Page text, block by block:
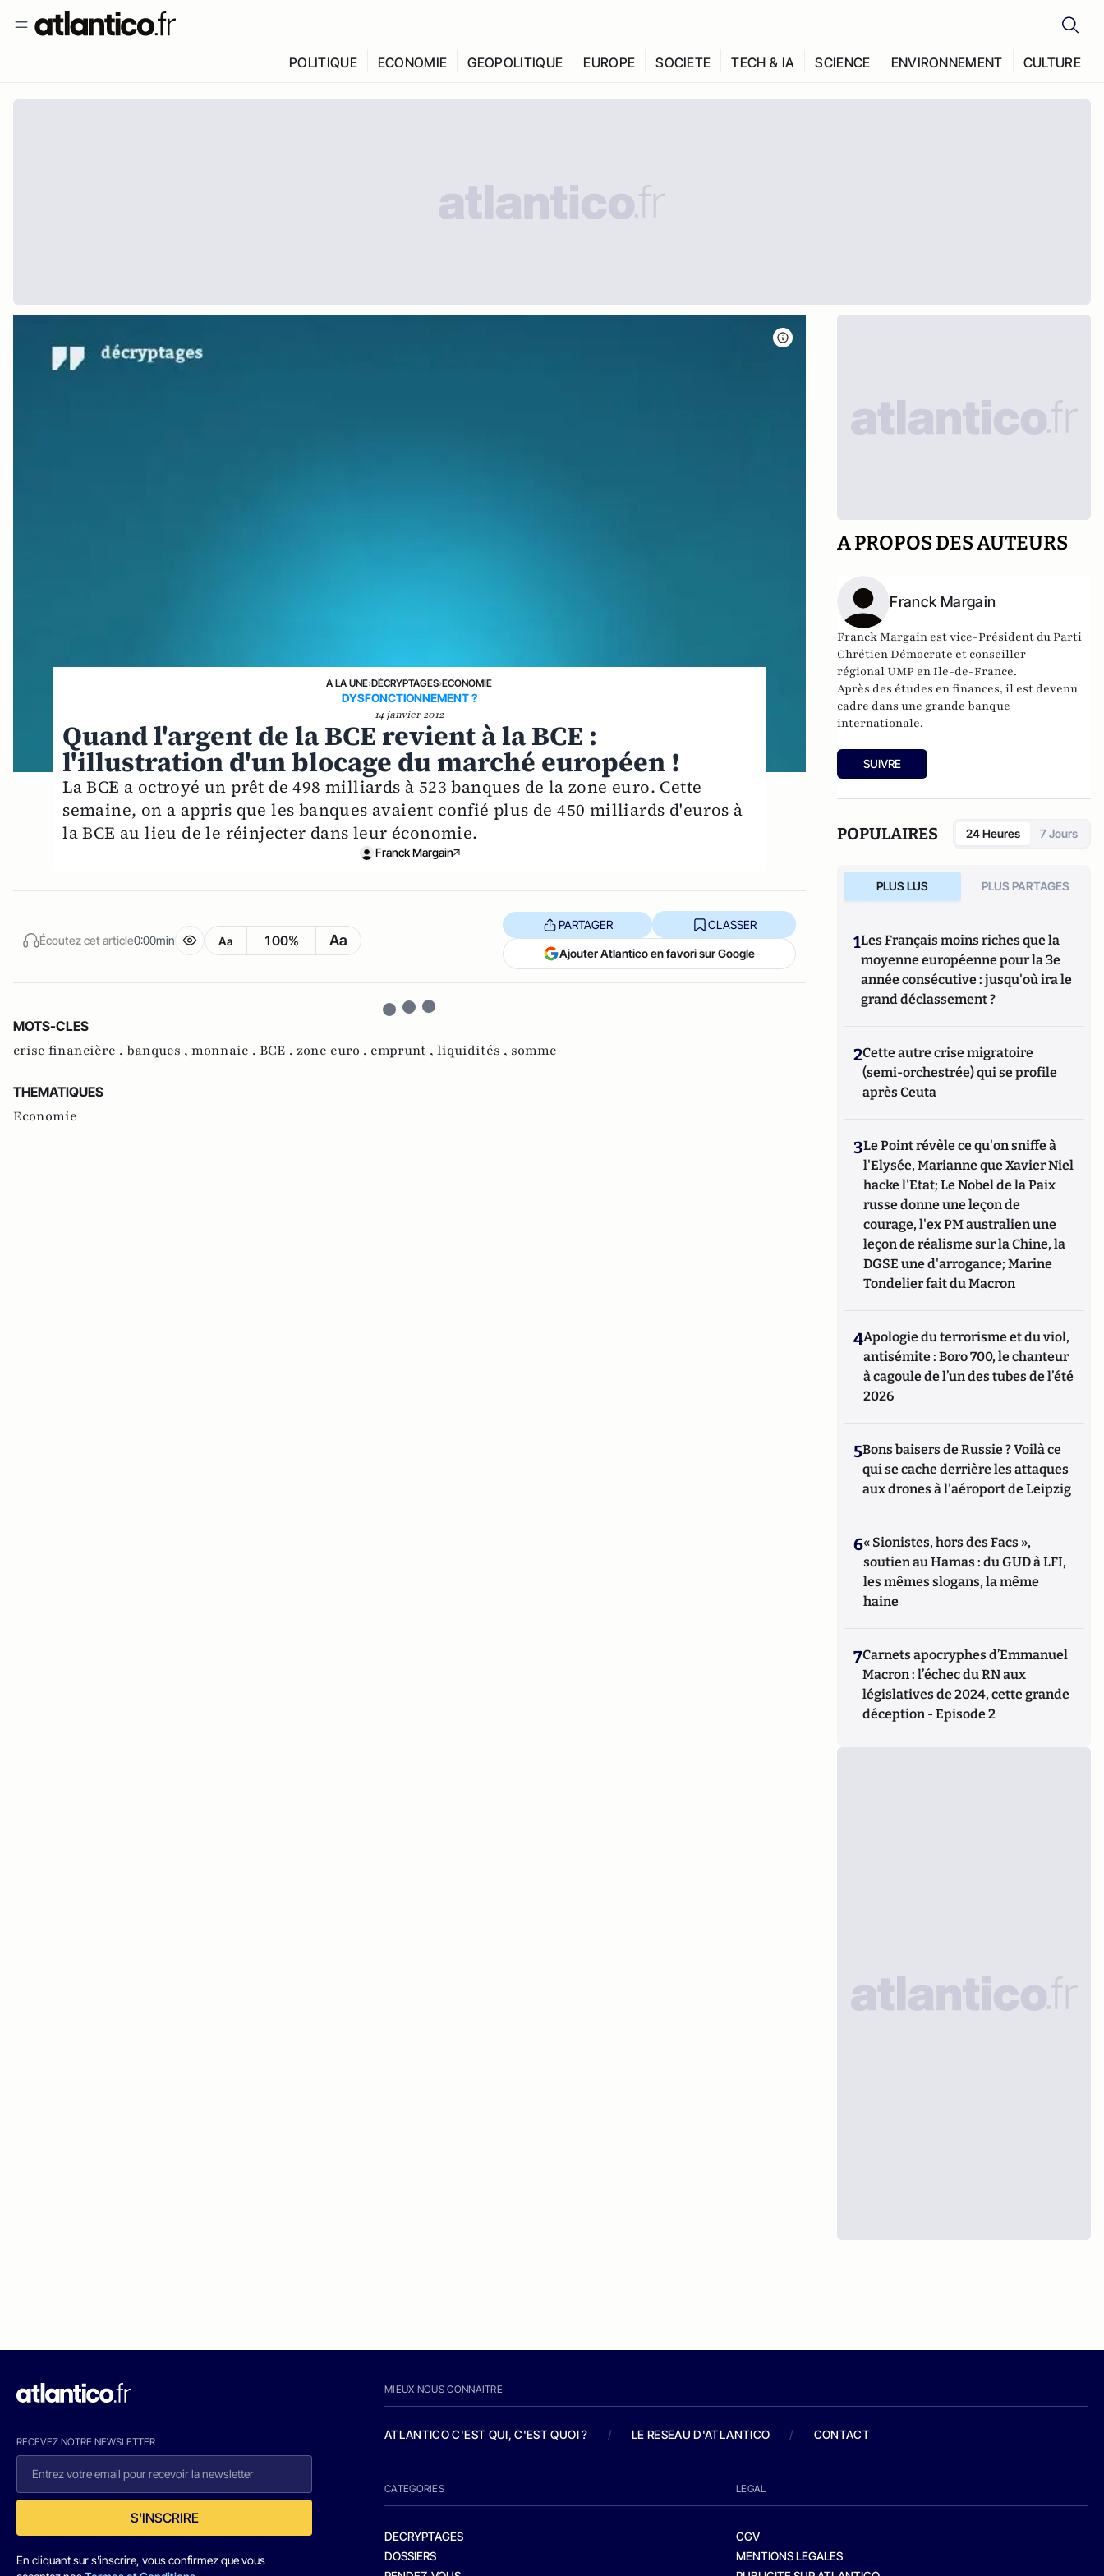
POLITIQUE ECONOMIE GEOPOLITIQUE EUROPE SOCIETE TECH & IA SCIENCE ENVIRONNEMENT CULTURE
A LA UNE›DÉCRYPTAGES›ECONOMIE
DYSFONCTIONNEMENT ?
14 janvier 2012
Quand l'argent de la BCE revient à la BCE :
l'illustration d'un blocage du marché européen !
La BCE a octroyé un prêt de 498 milliards à 523 banques de la zone euro. Cette
semaine, on a appris que les banques avaient confié plus de 450 milliards d'euros à
la BCE au lieu de le réinjecter dans leur économie.
Franck Margain
Écoutez cet article0:00min Aa 100% Aa
PARTAGER CLASSER
Ajouter Atlantico en favori sur Google
MOTS-CLES
crise financière , banques , monnaie , BCE , zone euro , emprunt , liquidités , somme
THEMATIQUES
Economie
A PROPOS DES AUTEURS
Franck Margain
Franck Margain est vice-Président du Parti
Chrétien Démocrate et conseiller
régional UMP en Ile-de-France.
Après des études en finances, il est devenu
cadre dans une grande banque
internationale.
SUIVRE
POPULAIRES 24 Heures 7 Jours
PLUS LUS PLUS PARTAGES
1Les Français moins riches que la
moyenne européenne pour la 3e
année consécutive : jusqu'où ira le
grand déclassement ?
2Cette autre crise migratoire
(semi-orchestrée) qui se profile
après Ceuta
3Le Point révèle ce qu'on sniffe à
l'Elysée, Marianne que Xavier Niel
hacke l'Etat; Le Nobel de la Paix
russe donne une leçon de
courage, l'ex PM australien une
leçon de réalisme sur la Chine, la
DGSE une d'arrogance; Marine
Tondelier fait du Macron
4Apologie du terrorisme et du viol,
antisémite : Boro 700, le chanteur
à cagoule de l’un des tubes de l’été
2026
5Bons baisers de Russie ? Voilà ce
qui se cache derrière les attaques
aux drones à l'aéroport de Leipzig
6« Sionistes, hors des Facs »,
soutien au Hamas : du GUD à LFI,
les mêmes slogans, la même
haine
7Carnets apocryphes d’Emmanuel
Macron : l’échec du RN aux
législatives de 2024, cette grande
déception - Episode 2
RECEVEZ NOTRE NEWSLETTER
S'INSCRIRE
En cliquant sur s'inscrire, vous confirmez que vous
MIEUX NOUS CONNAITRE
ATLANTICO C'EST QUI, C'EST QUOI ? / LE RESEAU D'ATLANTICO / CONTACT
CATEGORIES
DECRYPTAGES
DOSSIERS
LEGAL
CGV
MENTIONS LEGALES